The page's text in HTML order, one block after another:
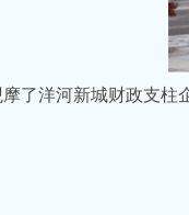
洋河新城财政支柱